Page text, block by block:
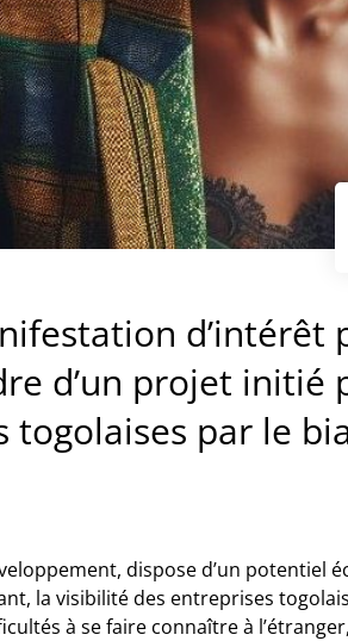
d’un projet
togolaises par le
dispose d’un
la visibilité des entreprises
à se faire connaître à